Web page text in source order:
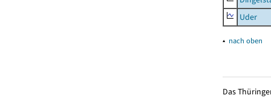
Uder
▴ nach oben
Das